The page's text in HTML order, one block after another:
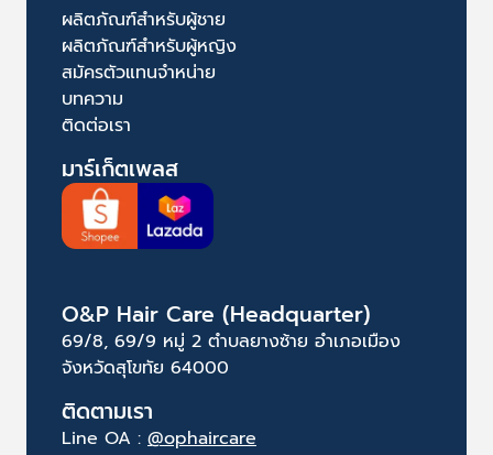
ผลิตภัณฑ์สำหรับผู้ชาย
ผลิตภัณฑ์สำหรับผู้หญิง
สมัครตัวแทนจำหน่าย
บทความ
ติดต่อเรา
มาร์เก็ตเพลส
O&P Hair Care (Headquarter)
69/8, 69/9 หมู่ 2 ตำบลยางซ้าย อำเภอเมือง
จังหวัดสุโขทัย 64000
ติดตามเรา
Line OA : @ophaircare